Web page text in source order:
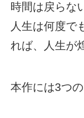
時間は戻らな
人生は何度で
れば、人生が
本作には3つ